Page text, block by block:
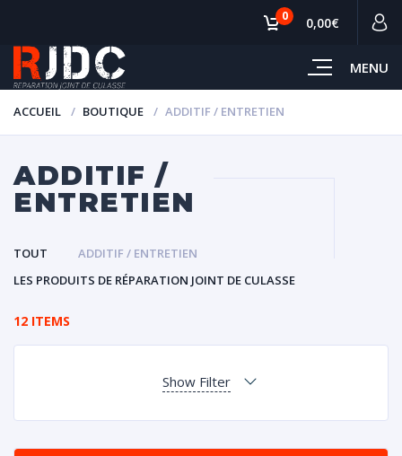
MENU
0 0,00€
ACCUEIL BOUTIQUE ADDITIF / ENTRETIEN
ADDITIF /
ENTRETIEN
TOUT
ADDITIF / ENTRETIEN
LES PRODUITS DE RÉPARATION JOINT DE CULASSE
12 ITEMS
Show Filter